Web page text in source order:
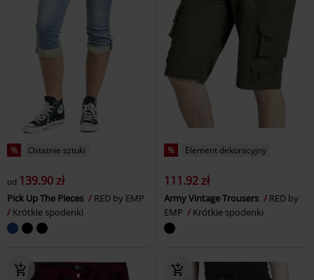
% Ostatnie sztuki
od 139.90 zł
Pick Up The Pieces
RED by EMP
Krótkie spodenki
% Element dekoracyjny
111.92 zł
Army Vintage Trousers
RED by
EMP
Krótkie spodenki